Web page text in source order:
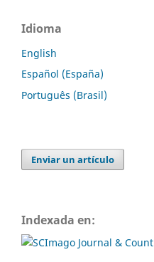
Idioma
English
Español (España)
Português (Brasil)
Enviar un artículo
Indexada en: